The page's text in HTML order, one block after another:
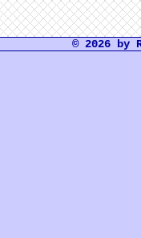
© 2026 by